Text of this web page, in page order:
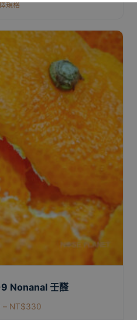
規格
Nonanal 壬醛
– NT$330